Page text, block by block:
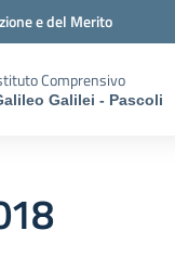
e del Merito
Comprensivo
Galilei - Pascoli